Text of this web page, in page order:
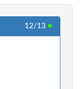
12/13 ●